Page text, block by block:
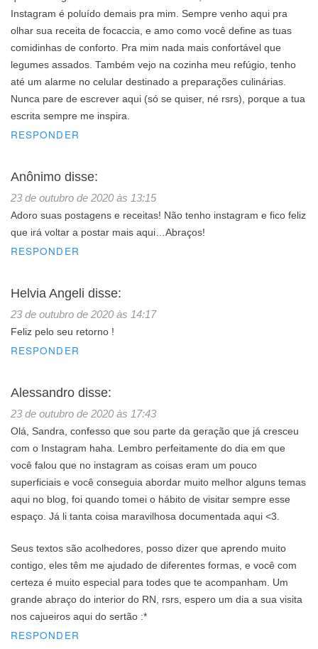
Instagram é poluído demais pra mim. Sempre venho aqui pra
olhar sua receita de focaccia, e amo como você define as tuas
comidinhas de conforto. Pra mim nada mais confortável que
legumes assados. Também vejo na cozinha meu refúgio, tenho
até um alarme no celular destinado a preparações culinárias.
Nunca pare de escrever aqui (só se quiser, né rsrs), porque a tua
escrita sempre me inspira.
RESPONDER
Anônimo disse:
23 de outubro de 2020 às 13:15
Adoro suas postagens e receitas! Não tenho instagram e fico feliz
que irá voltar a postar mais aqui…Abraços!
RESPONDER
Helvia Angeli disse:
23 de outubro de 2020 às 14:17
Feliz pelo seu retorno !
RESPONDER
Alessandro disse:
23 de outubro de 2020 às 17:43
Olá, Sandra, confesso que sou parte da geração que já cresceu
com o Instagram haha. Lembro perfeitamente do dia em que
você falou que no instagram as coisas eram um pouco
superficiais e você conseguia abordar muito melhor alguns temas
aqui no blog, foi quando tomei o hábito de visitar sempre esse
espaço. Já li tanta coisa maravilhosa documentada aqui <3.
Seus textos são acolhedores, posso dizer que aprendo muito
contigo, eles têm me ajudado de diferentes formas, e você com
certeza é muito especial para todes que te acompanham. Um
grande abraço do interior do RN, rsrs, espero um dia a sua visita
nos cajueiros aqui do sertão :*
RESPONDER